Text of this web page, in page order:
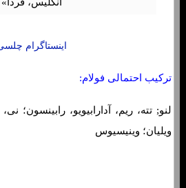
اینستاگرام
ترکیب احتمالی فولام:
لنو; تته، ریم، آدارابیویو، رابینسون؛
ویلیان؛ وینیسیوس